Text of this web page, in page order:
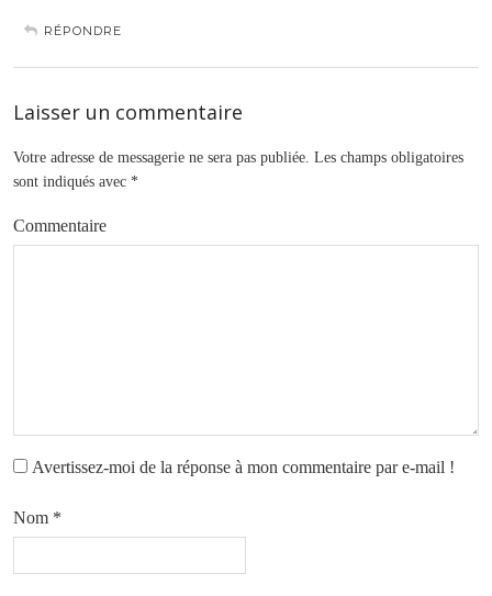
RÉPONDRE
Laisser un commentaire
Votre adresse de messagerie ne sera pas publiée. Les champs obligatoires
sont indiqués avec *
Commentaire
Avertissez-moi de la réponse à mon commentaire par e-mail !
Nom *